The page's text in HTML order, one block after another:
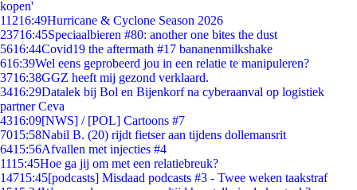
kopen'
11216:49Hurricane & Cyclone Season 2026
23716:45Speciaalbieren #80: another one bites the dust
5616:44Covid19 the aftermath #17 bananenmilkshake
616:39Wel eens geprobeerd jou in een relatie te manipuleren?
3716:38GGZ heeft mij gezond verklaard.
3416:29Datalek bij Bol en Bijenkorf na cyberaanval op logistiek
partner Ceva
4316:09[NWS] / [POL] Cartoons #7
7015:58Nabil B. (20) rijdt fietser aan tijdens dollemansrit
6415:56Afvallen met injecties #4
1115:45Hoe ga jij om met een relatiebreuk?
14715:45[podcasts] Misdaad podcasts #3 - Twee weken taakstraf